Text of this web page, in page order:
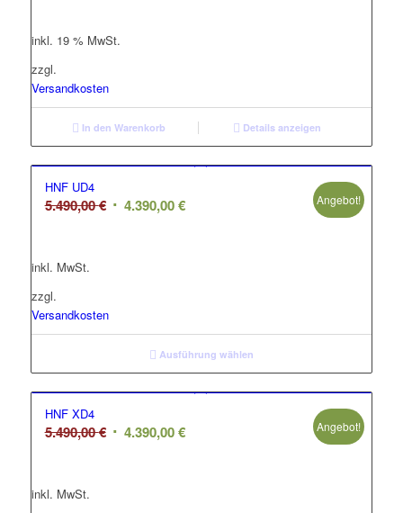
inkl. 19 % MwSt.
zzgl.
Versandkosten
In den Warenkorb Details anzeigen
HNF UD4
5.490,00€ Ursprünglicher
4.390,00€Aktueller
Angebot!
inkl. MwSt.
zzgl.
Versandkosten
Ausführung wählen
HNF XD4
5.490,00€ Ursprünglicher
4.390,00€Aktueller
Angebot!
inkl. MwSt.